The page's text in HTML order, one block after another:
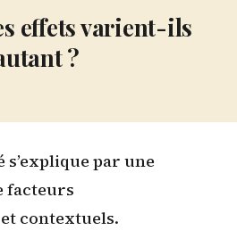
effets varient-ils
?
par une
facteurs
contextuels.